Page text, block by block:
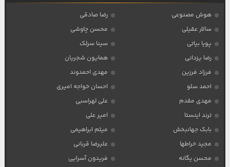
هوش مصنوعی
رضا صادقی
سالار عقیلی
محسن چاوشی
پویا بیاتی
سینا سرلک
رضا یزدانی
همایون شجریان
فرزاد فرزین
مهدی احمدوند
احمد سلو
احسان خواجه امیری
مهدی مقدم
علی لهراسبی
ترند اینستا
امیر علی
بابک جهانبخش
میثم ابراهیمی
مجید خراطها
علیرضا قربانی
محسن یگانه
فریدون آسرایی